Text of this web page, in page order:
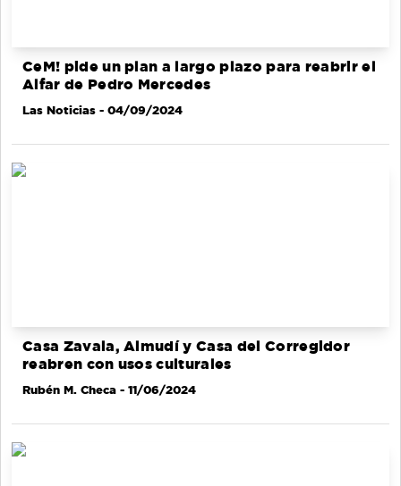
CeM! pide un plan a largo plazo para reabrir el
Alfar de Pedro Mercedes
Las Noticias - 04/09/2024
Casa Zavala, Almudí y Casa del Corregidor
reabren con usos culturales
Rubén M. Checa - 11/06/2024